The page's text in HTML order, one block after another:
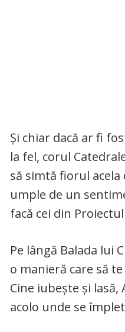
Și chiar dacă ar fi
la fel, corul
să simtă fiorul
umple de un
facă cei din
Pe lângă Balada lui
o manieră care să
Cine iubește și
acolo unde se